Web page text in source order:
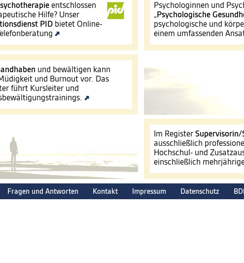
entschlossen
Hilfe? Unser
PID bietet Online-
Psychologinnen und
„Psychologische
psychologische und
einem umfassenden
und bewältigen kann
und Burnout vor. Das
führt Kursleiter und
Im Register Supervisorin/
ausschließlich
Hochschul- und
einschließlich
Fragen und Antworten Kontakt Impressum Datenschutz